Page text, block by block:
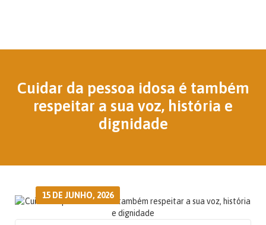
Cuidar da pessoa idosa é também
respeitar a sua voz, história e
dignidade
15 DE JUNHO, 2026